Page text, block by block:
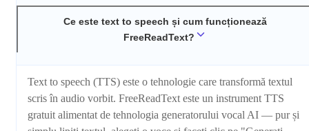
Ce este text to speech și cum funcționează
FreeReadText?
Text to speech (TTS) este o tehnologie care transformă textul
scris în audio vorbit. FreeReadText este un instrument TTS
gratuit alimentat de tehnologia generatorului vocal AI — pur și